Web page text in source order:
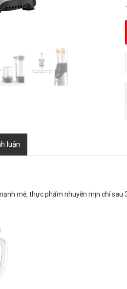
luận
mẽ, thực phẩm nhuyễn mịn chỉ